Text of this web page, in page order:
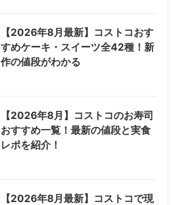
【2026年8月最新】コストコおす
すめケーキ・スイーツ全42種！新
作の値段がわかる
【2026年8月】コストコのお寿司
おすすめ一覧！最新の値段と実食
レポを紹介！
【2026年8月最新】コストコで現